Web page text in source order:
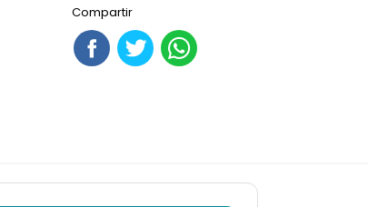
Compartir